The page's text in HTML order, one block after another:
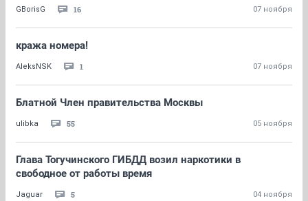
GBorisG 16 07 ноября
кража номера!
AleksNSK 1 07 ноября
Блатной Член правительства Москвы
ulibka 55 05 ноября
Глава Тогучинского ГИБДД возил наркотики в
свободное от работы время
Jaguar 5 04 ноября